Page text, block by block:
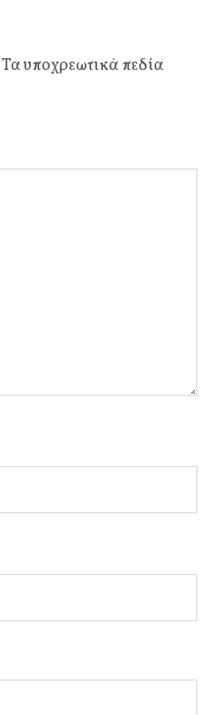
Τα υποχρεωτικά πεδία